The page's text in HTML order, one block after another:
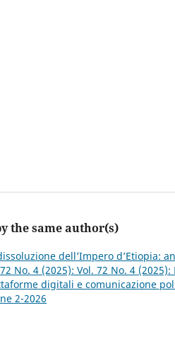
the same author(s)
dell’Impero d’Etiopia:
No. 4 (2025): Vol. 72 No. 4 (2025):
digitali e comunicazione
2-2026